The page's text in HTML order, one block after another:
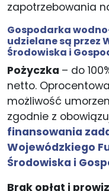
zapotrzebowania
Gospodarka
udzielane są przez
Środowiska i
Pożyczka – do
netto.
możliwość
zgodnie z
finansowania
Wojewódzkiego
Środowiska i
Brak opłat i